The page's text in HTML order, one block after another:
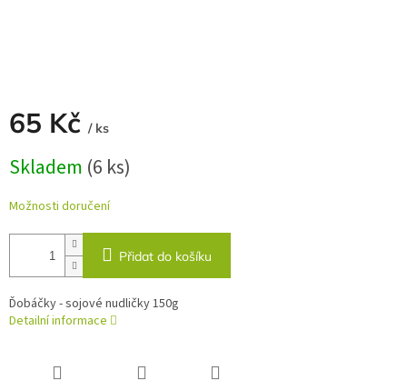
65 Kč / ks
cena:
Skladem (6 ks)
Možnosti doručení
Přidat do košíku
Ďobáčky - sojové nudličky 150g
Detailní informace